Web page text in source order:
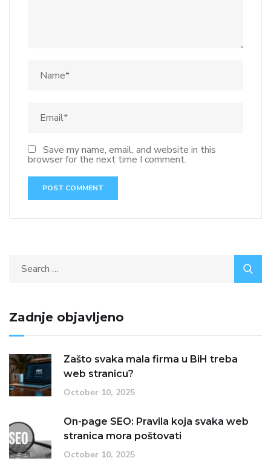
Save my name, email, and website in this
browser for the next time I comment.
Zadnje objavljeno
Zašto svaka mala firma u BiH treba
web stranicu?
October 10, 2025
On-page SEO: Pravila koja svaka web
stranica mora poštovati
October 10, 2025